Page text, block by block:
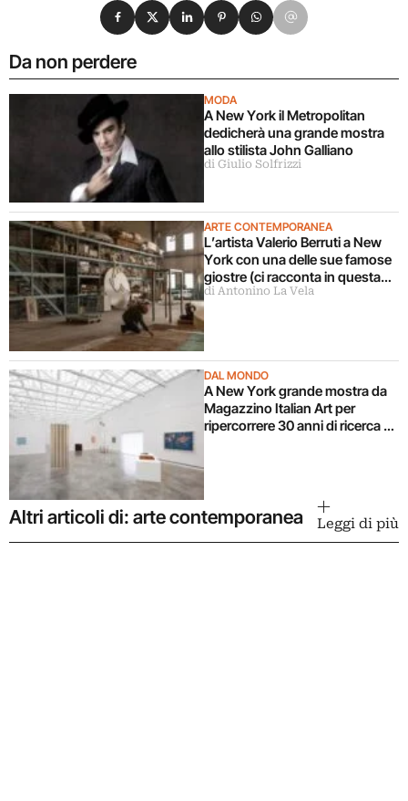
Da non perdere
MODA
A New York il Metropolitan
dedicherà una grande mostra
allo stilista John Galliano
di Giulio Solfrizzi
ARTE CONTEMPORANEA
L’artista Valerio Berruti a New
York con una delle sue famose
giostre (ci racconta in questa
intervista)
di Antonino La Vela
DAL MONDO
A New York grande mostra da
Magazzino Italian Art per
ripercorrere 30 anni di ricerca di
Condividi su Facebook
Condividi su X
Condividi su LinkedIn
Condividi su Pinterest
Condividi su WhatsApp
Condividi su Email
Altri articoli di: arte contemporanea Leggi di più